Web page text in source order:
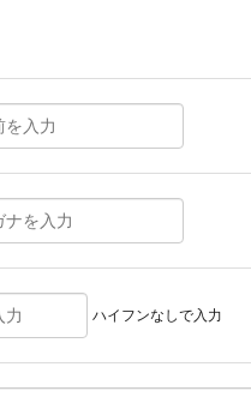
ハイフンなしで入力